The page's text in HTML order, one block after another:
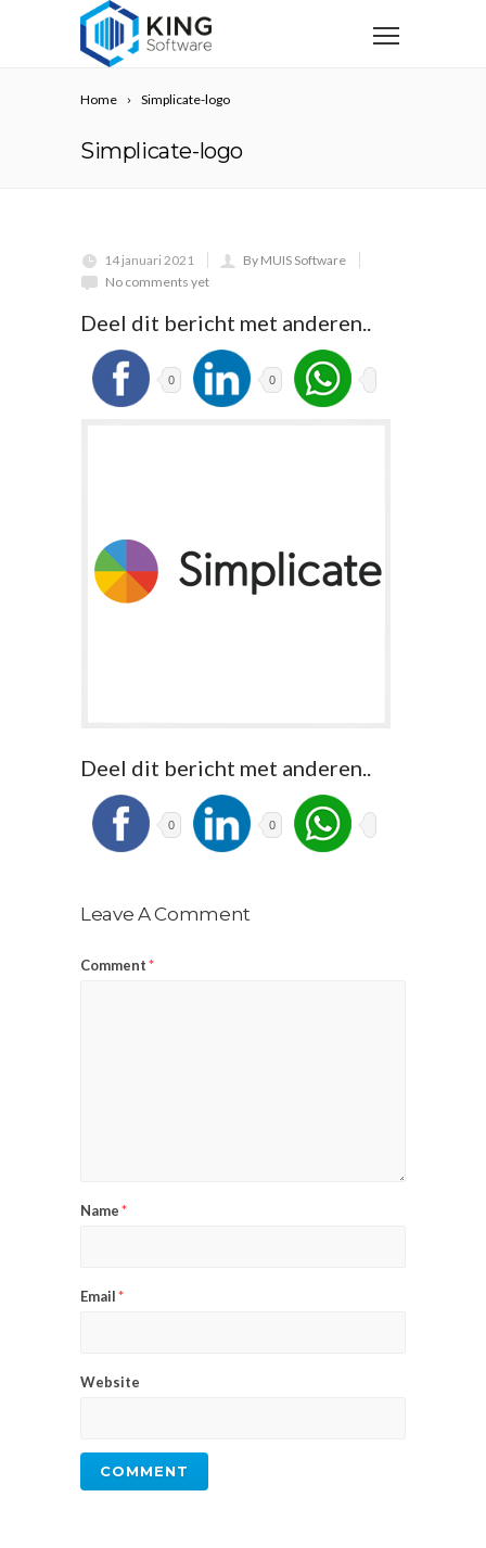
Home Simplicate-logo
Simplicate-logo
14 januari 2021
By MUIS Software
No comments yet
Deel dit bericht met anderen..
0 0
Deel dit bericht met anderen..
0 0
Leave A Comment
Comment*
Name*
Email*
Website